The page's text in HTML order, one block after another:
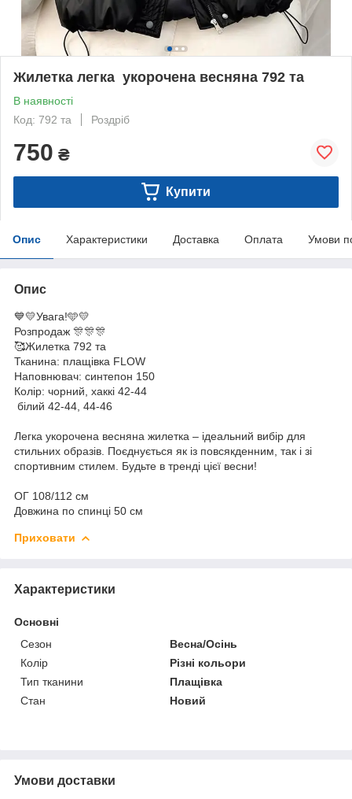
Жилетка легка укорочена весняна 792 та
В наявності
Код: 792 та
Роздріб
750 ₴
Купити
Опис Характеристики Доставка Оплата Умови
Опис
💙💛Увага!🩵💛
Розпродаж 🎊🎊🎊
🥰Жилетка 792 та
Тканина: плащівка FLOW
Наповнювач: синтепон 150
Колір: чорний, хаккі 42-44
білий 42-44, 44-46
Легка укорочена весняна жилетка – ідеальний вибір для
стильних образів. Поєднується як із повсякденним, так і зі
спортивним стилем. Будьте в тренді цієї весни!
ОГ 108/112 см
Довжина по спинці 50 см
Приховати
Характеристики
Основні
Сезон
Весна/Осінь
Колір
Різні кольори
Тип тканини
Плащівка
Стан
Новий
Умови доставки